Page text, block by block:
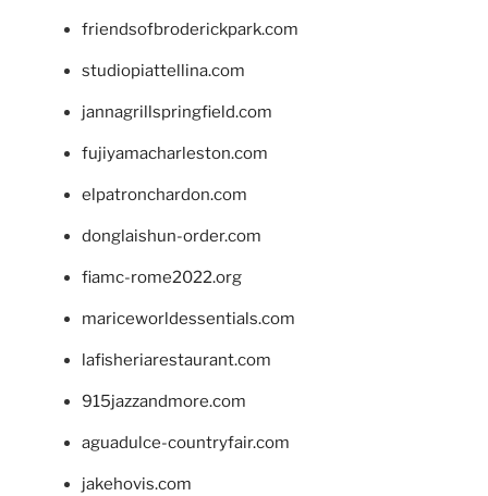
friendsofbroderickpark.com
studiopiattellina.com
jannagrillspringfield.com
fujiyamacharleston.com
elpatronchardon.com
donglaishun-order.com
fiamc-rome2022.org
mariceworldessentials.com
lafisheriarestaurant.com
915jazzandmore.com
aguadulce-countryfair.com
jakehovis.com